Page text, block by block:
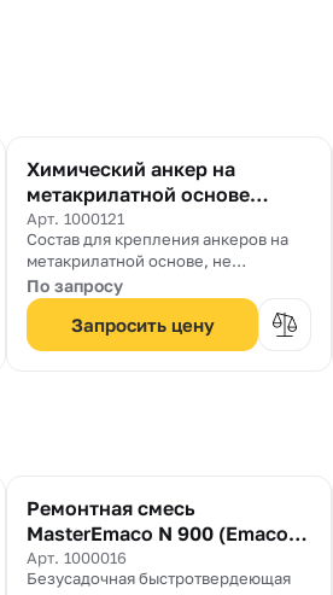
Химический анкер на
метакрилатной основе
MasterFlow 920 AN
Арт. 1000121
Состав для крепления анкеров на
метакрилатной основе, не
содержащий стирола.
По запросу
Запросить цену
Ремонтная смесь
MasterEmaco N 900 (Emaco
90)
Арт. 1000016
Безусадочная быстротвердеющая